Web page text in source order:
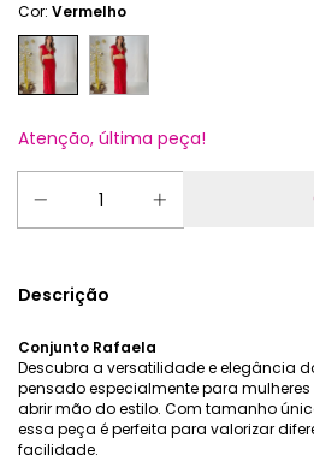
Cor: Vermelho
Atenção, última peça!
Descrição
Conjunto Rafaela
Descubra a versatilidade e elegância
pensado especialmente para
abrir mão do estilo. Com tamanho
essa peça é perfeita para valorizar
facilidade.